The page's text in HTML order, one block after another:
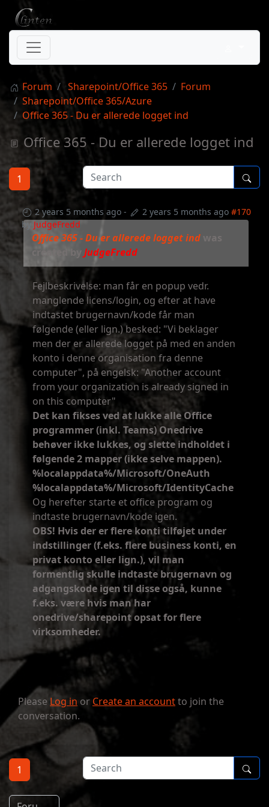
Forum Sharepoint/Office 365
Forum
Sharepoint/Office 365/Azure
Office 365 - Du er allerede logget ind
Office 365 - Du er allerede logget ind
1
2 years 5 months ago - 2 years 5 months ago #170
by JudgeFredd
Office 365 - Du er allerede logget ind was
created by JudgeFredd
Fejlbeskrivelse: man får en popup vedr.
manglende licens/login, og efter at have
indtastet brugernavn/kode får man
følgende (eller lign.) besked: "Vi beklager
men der er allerede logget på med en anden
konto i denne organisation fra denne
computer", på engelsk: "Another account
from your organization is already signed in
on this computer"
Det kan fikses ved at lukke alle Office
programmer (inkl. Teams) Onedrive
behøver ikke lukkes, og slette indholdet i
følgende 2 mapper (ikke selve mappen).
%localappdata%/Microsoft/OneAuth
%localappdata%/Microsoft/IdentityCache
Og herefter starte et office program og
indtaste brugernavn/kode igen.
OBS! Hvis der er flere konti tilføjet under
indstillinger (f.eks. flere business konti, en
privat konto eller lign.), vil man
formentlig skulle indtaste brugernavn og
adgangskode igen til disse også, kunne
f.eks. være hvis man har
onedrive/sharepoint opsat for flere
virksomheder.
Please Log in or Create an accountto join the
conversation.
1